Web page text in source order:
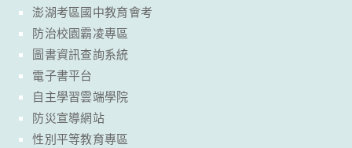
澎湖考區國中教育會考
防治校園霸凌專區
圖書資訊查詢系統
電子書平台
自主學習雲端學院
防災宣導網站
性別平等教育專區